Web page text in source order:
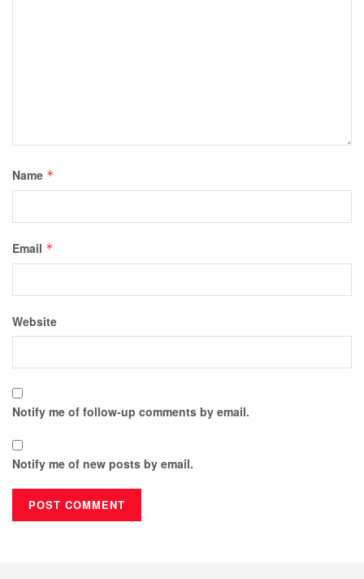
Name *
Email *
Website
Notify me of follow-up comments by email.
Notify me of new posts by email.